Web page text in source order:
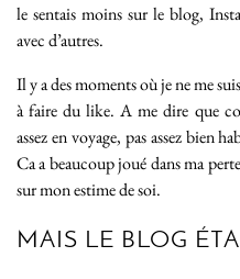
le sentais moins sur le blog,
avec d’autres.
Il y a des moments où je ne me
à faire du like. A me dire que
assez en voyage, pas assez bien
Ca a beaucoup joué dans ma
sur mon estime de soi.
MAIS LE BLOG